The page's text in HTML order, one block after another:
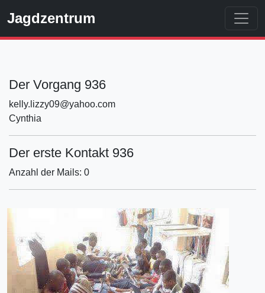
Jagdzentrum
Der Vorgang 936
kelly.lizzy09@yahoo.com
Cynthia
Der erste Kontakt 936
Anzahl der Mails: 0